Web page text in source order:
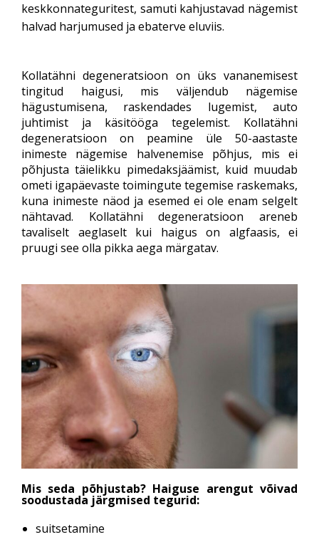
keskkonnateguritest, samuti kahjustavad nägemist
halvad harjumused ja ebaterve eluviis.
Kollatähni degeneratsioon on üks vananemisest
tingitud haigusi, mis väljendub nägemise
hägustumisena, raskendades lugemist, auto
juhtimist ja käsitööga tegelemist. Kollatähni
degeneratsioon on peamine üle 50-aastaste
inimeste nägemise halvenemise põhjus, mis ei
põhjusta täielikku pimedaksjäämist, kuid muudab
ometi igapäevaste toimingute tegemise raskemaks,
kuna inimeste näod ja esemed ei ole enam selgelt
nähtavad. Kollatähni degeneratsioon areneb
tavaliselt aeglaselt kui haigus on algfaasis, ei
pruugi see olla pikka aega märgatav.
Mis seda põhjustab? Haiguse arengut võivad
soodustada järgmised tegurid:
suitsetamine